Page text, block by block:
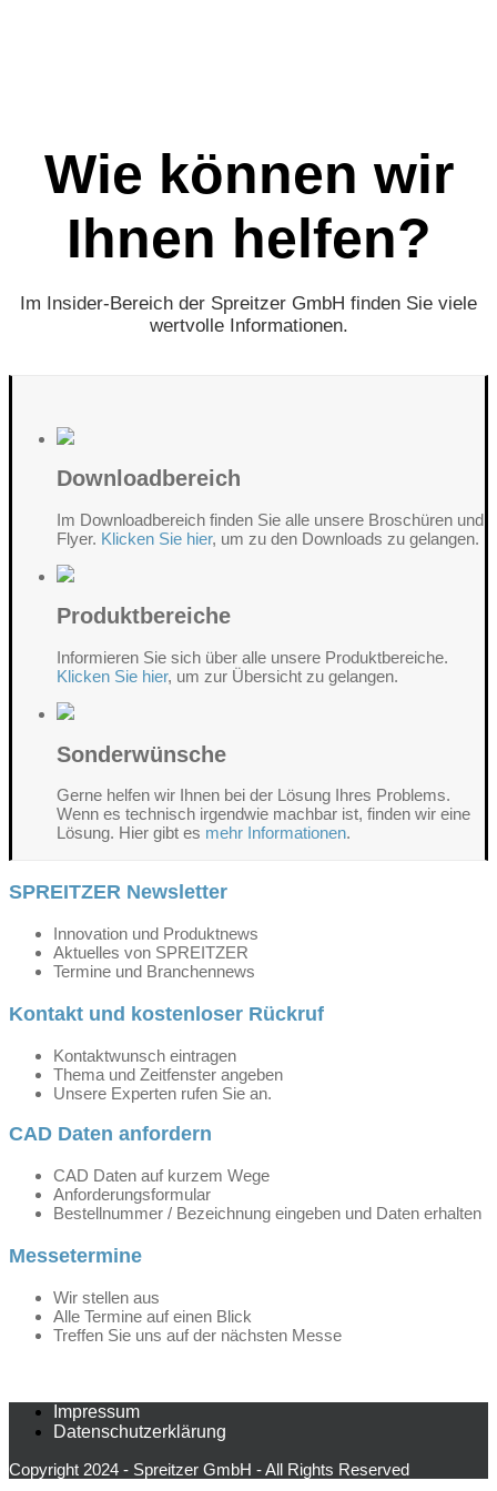
Wie können wir
Ihnen helfen?
Im Insider-Bereich der Spreitzer GmbH finden Sie viele
wertvolle Informationen.
Downloadbereich
Im Downloadbereich finden Sie alle unsere Broschüren und
Flyer. Klicken Sie hier, um zu den Downloads zu gelangen.
Produktbereiche
Informieren Sie sich über alle unsere Produktbereiche.
Klicken Sie hier, um zur Übersicht zu gelangen.
Sonderwünsche
Gerne helfen wir Ihnen bei der Lösung Ihres Problems.
Wenn es technisch irgendwie machbar ist, finden wir eine
Lösung. Hier gibt es mehr Informationen.
SPREITZER Newsletter
Innovation und Produktnews
Aktuelles von SPREITZER
Termine und Branchennews
Kontakt und kostenloser Rückruf
Kontaktwunsch eintragen
Thema und Zeitfenster angeben
Unsere Experten rufen Sie an.
CAD Daten anfordern
CAD Daten auf kurzem Wege
Anforderungsformular
Bestellnummer / Bezeichnung eingeben und Daten erhalten
Messetermine
Wir stellen aus
Alle Termine auf einen Blick
Treffen Sie uns auf der nächsten Messe
Impressum
Datenschutzerklärung
Copyright 2024 - Spreitzer GmbH - All Rights Reserved